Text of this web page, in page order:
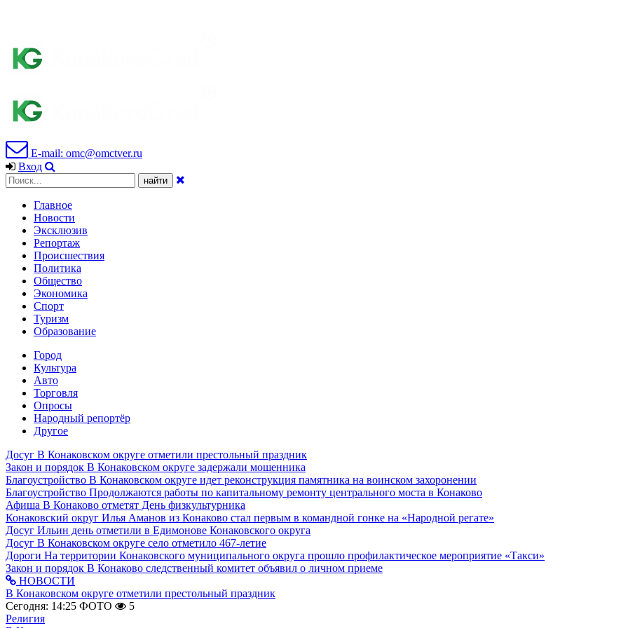
E-mail: omc@omctver.ru
Вход
Главное
Новости
Эксклюзив
Репортаж
Происшествия
Политика
Общество
Экономика
Спорт
Туризм
Образование
Город
Культура
Авто
Торговля
Опросы
Народный репортёр
Другое
Досуг В Конаковском округе отметили престольный праздник
Закон и порядок В Конаковском округе задержали мошенника
Благоустройство В Конаковском округе идет реконструкция памятника на воинском захоронении
Благоустройство Продолжаются работы по капитальному ремонту центрального моста в Конаково
Афиша В Конаково отметят День физкультурника
Конаковский округ Илья Аманов из Конаково стал первым в командной гонке на «Народной регате»
Досуг Ильин день отметили в Едимонове Конаковского округа
Досуг В Конаковском округе село отметило 467-летие
Дороги На территории Конаковского муниципального округа прошло профилактическое мероприятие «Такси»
Закон и порядок В Конаково следственный комитет объявил о личном приеме
НОВОСТИ
В Конаковском округе отметили престольный праздник
Сегодня: 14:25 ФОТО
5
Религия